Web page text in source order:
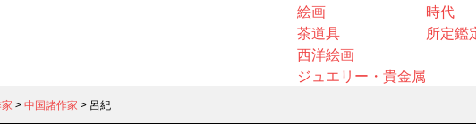
絵画
茶道具
西洋絵画
ジュエリー・貴金属
時代
所定鑑
>中国諸作家 > 呂紀